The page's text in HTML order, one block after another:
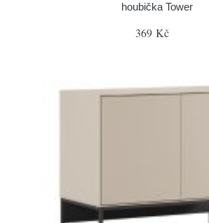
houbička Tower
369 Kč